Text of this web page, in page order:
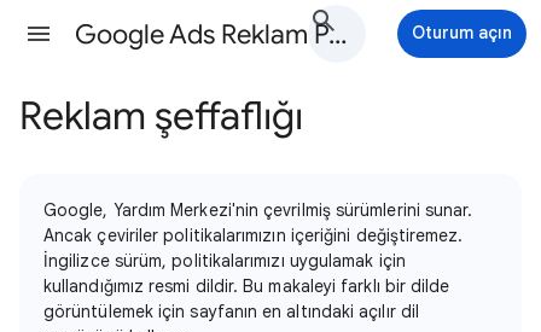
Google Ads Reklam Politikaları Yardım Oturum açın
Reklam şeffaflığı
Google, Yardım Merkezi'nin çevrilmiş sürümlerini sunar.
Ancak çeviriler politikalarımızın içeriğini değiştiremez.
İngilizce sürüm, politikalarımızı uygulamak için
kullandığımız resmi dildir. Bu makaleyi farklı bir dilde
görüntülemek için sayfanın en altındaki açılır dil